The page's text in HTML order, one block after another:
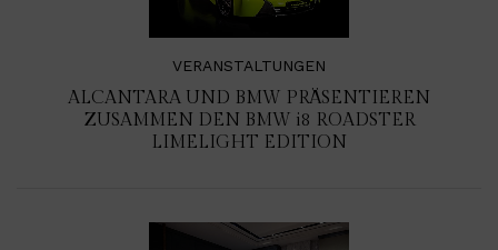
VERANSTALTUNGEN
ALCANTARA UND BMW PRÄSENTIEREN
ZUSAMMEN DEN BMW i8 ROADSTER
LIMELIGHT EDITION